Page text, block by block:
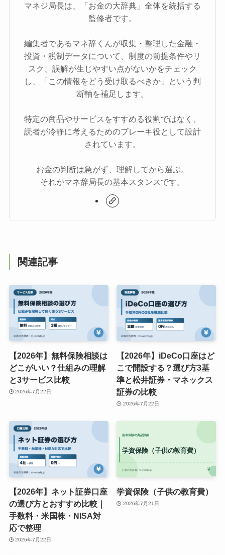
マネジ局長は、「お金の大辞典」全体を統括する
監修者です。
編集者であるマネ辞くんが収集・整理した金融・
投資・税制データについて、制度の前提条件やリ
スク、誤解が生じやすい点がないかをチェック
し、「この情報をどう受け取るべきか」という判
断軸を補足します。
特定の商品やサービスをすすめる役割ではなく、
読者が冷静に考えるためのブレーキ役として設計
されています。
お金の判断は急がず、理解してから選ぶ。
それがマネ辞局長の基本スタンスです。
関連記事
【2026年】無料保険相談は
どこがいい？仕組みの理解
と3サービス比較
2026年7月22日
【2026年】iDeCo口座はど
こで開設する？選び方3基
準と松井証券・マネックス
証券の比較
2026年7月22日
【2026年】ネット証券口座
の選び方とおすすめ比較｜
手数料・米国株・NISA対
応で整理
2026年7月22日
学資保険（子供の教育費）
2026年7月21日